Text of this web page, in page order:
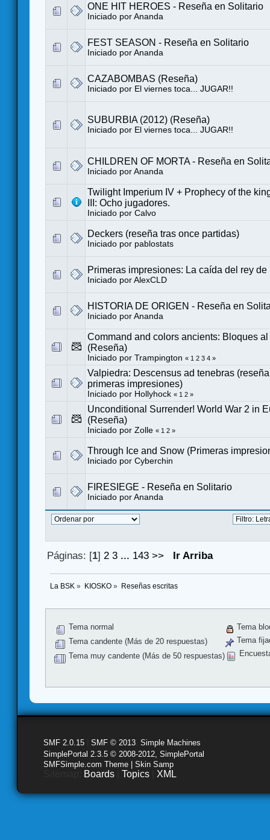
ONE HIT HEROES - Reseña en Solitario
Iniciado por Ananda
FEST SEASON - Reseña en Solitario
Iniciado por Ananda
CAZABOMBAS (Reseña)
Iniciado por El viernes toca... JUGAR!!
SUBURBIA (2012) (Reseña)
Iniciado por El viernes toca... JUGAR!!
CHILDREN OF MORTA - Reseña en
Iniciado por Ananda
Twilight Imperium IV + Prophecy of the
III: Ocho jugadores.
Iniciado por Calvo
Deckers (reseña tras once partidas)
Iniciado por pablostats
Primeras impresiones: La caída del rey de
Iniciado por AlexCLD
HISTORIA DE ORIGEN - Reseña en
Iniciado por Ananda
Command and colors ancients: Bloques
(Reseña)
Iniciado por Trampington « 1 2 3 4 »
Valpiedra: Descensus ad tenebras
primeras impresiones)
Iniciado por Hollyhock « 1 2 »
Unconditional Surrender! World War 2 in
(Reseña)
Iniciado por Zolle « 1 2 »
Through Ice and Snow (Primeras
Iniciado por Cyberchin
FIRESIEGE - Reseña en Solitario
Iniciado por Ananda
Páginas: [1] 2 3 ... 143 >> Ir Arriba
La BSK » KIOSKO» Reseñas escritas
Tema normal
Tema candente (Más de 20 respuestas)
Tema muy candente (Más de 50 respuestas)
Tema
Tema
SMF 2.0.15 SMF © 2013 Simple Machines
SimplePortal 2.3.5 © 2008-2012, SimplePortal
SMFSimple.com Theme | Skin Samp
Boards Topics XML